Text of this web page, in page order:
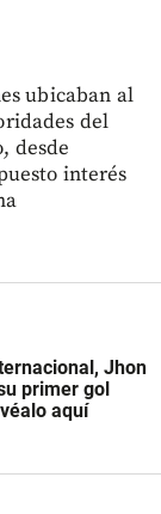
ubicaban al
del
desde
interés
Jhon
primer gol
aquí